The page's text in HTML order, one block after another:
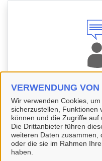
VERWENDUNG
Wir verwenden Cookies,
sicherzustellen, Funktionen
können und die Zugriffe auf
Die Drittanbieter führen
weiteren Daten zusammen,
oder die sie im Rahmen
haben.